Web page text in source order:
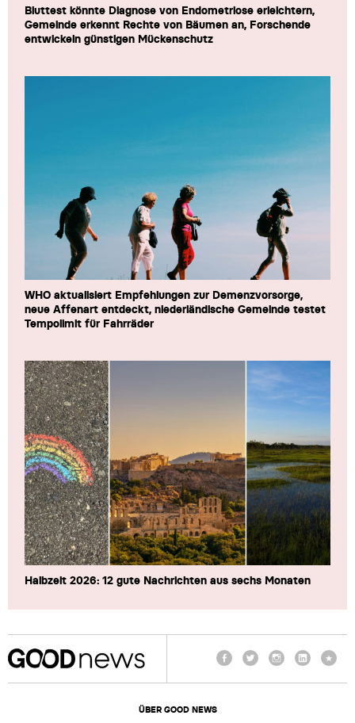
Bluttest könnte Diagnose von Endometriose erleichtern,
Gemeinde erkennt Rechte von Bäumen an, Forschende
entwickeln günstigen Mückenschutz
WHO aktualisiert Empfehlungen zur Demenzvorsorge,
neue Affenart entdeckt, niederländische Gemeinde testet
Tempolimit für Fahrräder
Halbzeit 2026: 12 gute Nachrichten aus sechs Monaten
ÜBER GOOD NEWS